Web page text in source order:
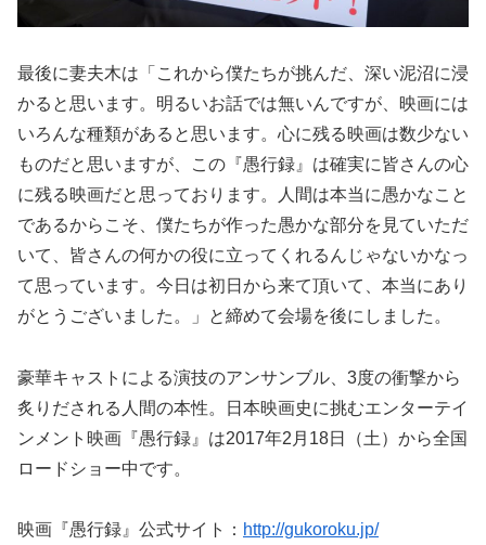
最後に妻夫木は「これから僕たちが挑んだ、深い泥沼に浸
かると思います。明るいお話では無いんですが、映画には
いろんな種類があると思います。心に残る映画は数少ない
ものだと思いますが、この『愚行録』は確実に皆さんの心
に残る映画だと思っております。人間は本当に愚かなこと
であるからこそ、僕たちが作った愚かな部分を見ていただ
いて、皆さんの何かの役に立ってくれるんじゃないかなっ
て思っています。今日は初日から来て頂いて、本当にあり
がとうございました。」と締めて会場を後にしました。
豪華キャストによる演技のアンサンブル、3度の衝撃から
炙りだされる人間の本性。日本映画史に挑むエンターテイ
ンメント映画『愚行録』は2017年2月18日（土）から全国
ロードショー中です。
映画『愚行録』公式サイト： http://gukoroku.jp/